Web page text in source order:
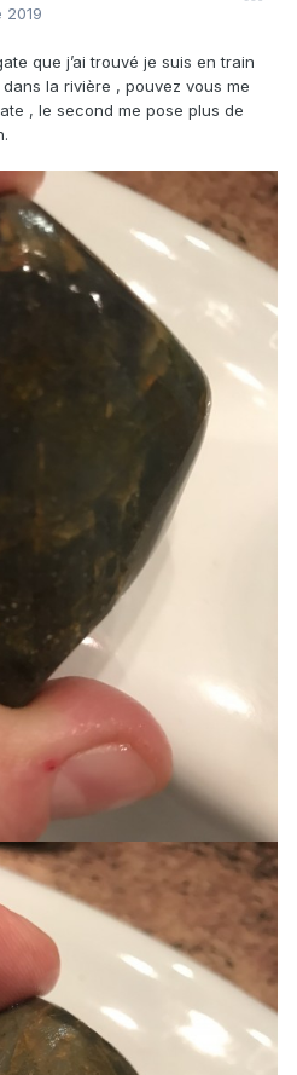
2019
que j’ai trouvé je suis en train
la rivière , pouvez vous me
, le second me pose plus de